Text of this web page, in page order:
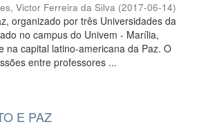
Victor Ferreira da Silva (2017-06-14)
organizado por três Universidades da
no campus do Univem - Marília,
na capital latino-americana da Paz. O
entre professores ...
E PAZ